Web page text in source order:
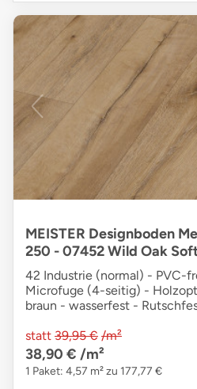
MEISTER Designboden
250 - 07452 Wild Oak
42 Industrie (normal) - PVC-
Microfuge (4-seitig) -
braun - wasserfest -
statt 39,95 € /m²
38,90 € /m²
1 Paket: 4,57 m² zu 177,77 €